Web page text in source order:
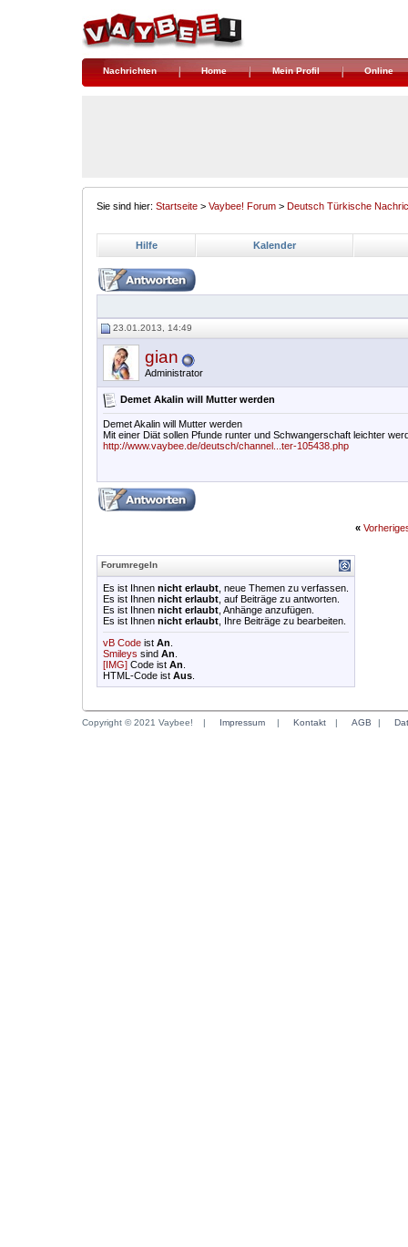
Nachrichten Home Mein Profil Online
Sie sind hier: Startseite > Vaybee! Forum > Deutsch Türkische
Hilfe Kalender
23.01.2013, 14:49
gian
Administrator
Demet Akalin will Mutter werden
Demet Akalin will Mutter werden
Mit einer Diät sollen Pfunde runter und Schwangerschaft leichter
http://www.vaybee.de/deutsch/channel...ter-105438.php
«
Forumregeln
Es ist Ihnen nicht erlaubt , neue Themen zu verfassen.
Es ist Ihnen nicht erlaubt , auf Beiträge zu antworten.
Es ist Ihnen nicht erlaubt , Anhänge anzufügen.
Es ist Ihnen nicht erlaubt , Ihre Beiträge zu bearbeiten.
vB Code ist An
Smileys sind An
[IMG] Code ist An
HTML-Code ist Aus
Copyright © 2021 Vaybee! | Impressum | Kontakt | AGB |